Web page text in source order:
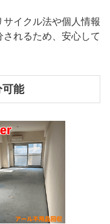
イクル法や個人情報
れるため、安心して
能